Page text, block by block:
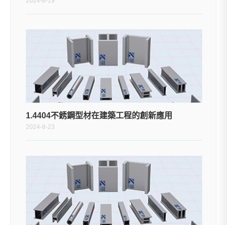
1.4404不銹鋼型材在建築工程的創新應用
2024-8-23